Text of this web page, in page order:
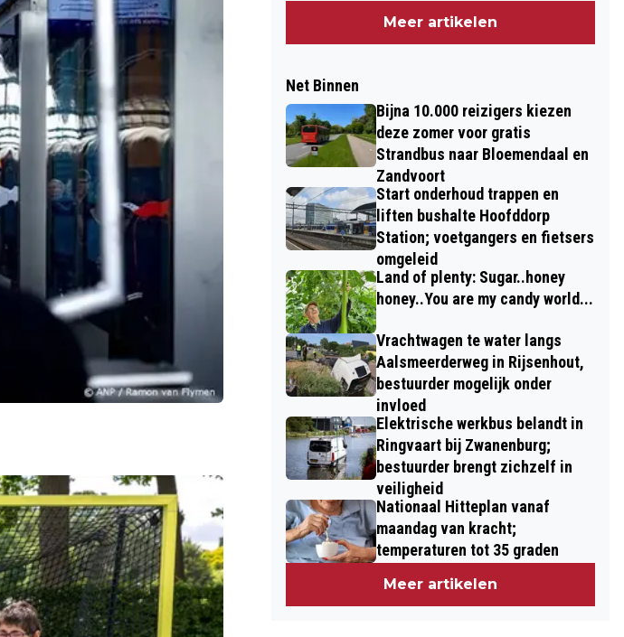
Meer artikelen
Net Binnen
Bijna 10.000 reizigers kiezen
deze zomer voor gratis
Strandbus naar Bloemendaal en
Zandvoort
Start onderhoud trappen en
liften bushalte Hoofddorp
Station; voetgangers en fietsers
omgeleid
Land of plenty: Sugar..honey
honey..You are my candy world...
Vrachtwagen te water langs
Aalsmeerderweg in Rijsenhout,
bestuurder mogelijk onder
invloed
Elektrische werkbus belandt in
Ringvaart bij Zwanenburg;
bestuurder brengt zichzelf in
veiligheid
Nationaal Hitteplan vanaf
maandag van kracht;
temperaturen tot 35 graden
Meer artikelen